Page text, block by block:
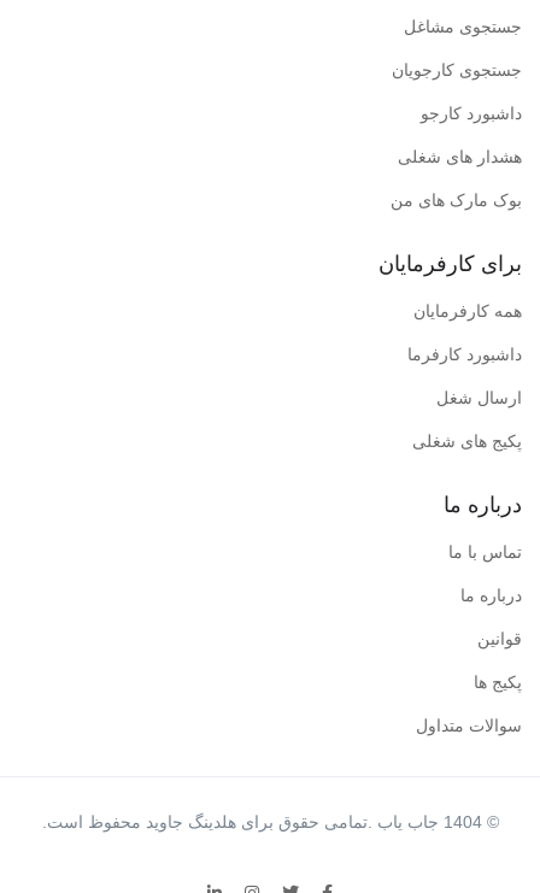
جستجوی مشاغل
جستجوی کارجویان
داشبورد کارجو
هشدار های شغلی
بوک مارک های من
برای کارفرمایان
همه کارفرمایان
داشبورد کارفرما
ارسال شغل
پکیج های شغلی
درباره ما
تماس با ما
درباره ما
قوانین
پکیج ها
سوالات متداول
© 1404 جاب یاب .تمامی حقوق برای هلدینگ جاوید محفوظ است.